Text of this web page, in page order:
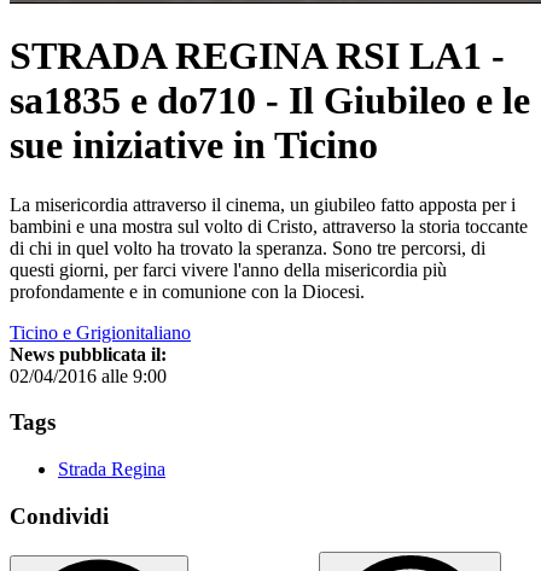
STRADA REGINA RSI LA1 -
sa1835 e do710 - Il Giubileo e le
sue iniziative in Ticino
La misericordia attraverso il cinema, un giubileo fatto apposta per i
bambini e una mostra sul volto di Cristo, attraverso la storia toccante
di chi in quel volto ha trovato la speranza. Sono tre percorsi, di
questi giorni, per farci vivere l'anno della misericordia più
profondamente e in comunione con la Diocesi.
Ticino e Grigionitaliano
News pubblicata il:
02/04/2016 alle 9:00
Tags
Strada Regina
Condividi